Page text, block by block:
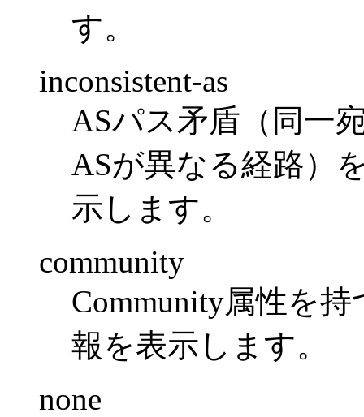
す。
inconsistent-as
ASパス矛盾（同一
ASが異なる経路）
示します。
community
Community属性を
報を表示します。
none